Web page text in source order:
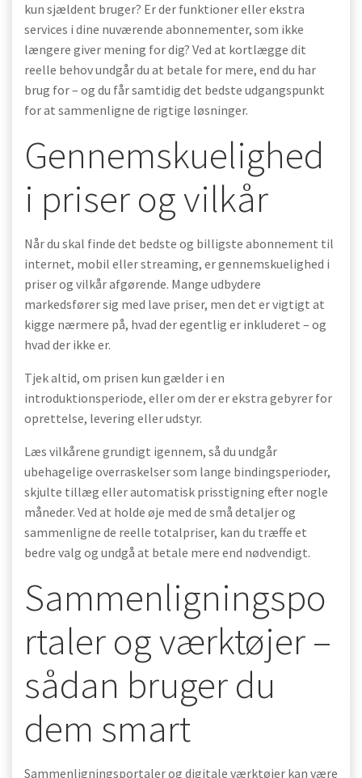
kun sjældent bruger? Er der funktioner eller ekstra
services i dine nuværende abonnementer, som ikke
længere giver mening for dig? Ved at kortlægge dit
reelle behov undgår du at betale for mere, end du har
brug for – og du får samtidig det bedste udgangspunkt
for at sammenligne de rigtige løsninger.
Gennemskuelighed
i priser og vilkår
Når du skal finde det bedste og billigste abonnement til
internet, mobil eller streaming, er gennemskuelighed i
priser og vilkår afgørende. Mange udbydere
markedsfører sig med lave priser, men det er vigtigt at
kigge nærmere på, hvad der egentlig er inkluderet – og
hvad der ikke er.
Tjek altid, om prisen kun gælder i en
introduktionsperiode, eller om der er ekstra gebyrer for
oprettelse, levering eller udstyr.
Læs vilkårene grundigt igennem, så du undgår
ubehagelige overraskelser som lange bindingsperioder,
skjulte tillæg eller automatisk prisstigning efter nogle
måneder. Ved at holde øje med de små detaljer og
sammenligne de reelle totalpriser, kan du træffe et
bedre valg og undgå at betale mere end nødvendigt.
Sammenligningspo
rtaler og værktøjer –
sådan bruger du
dem smart
Sammenligningsportaler og digitale værktøjer kan være